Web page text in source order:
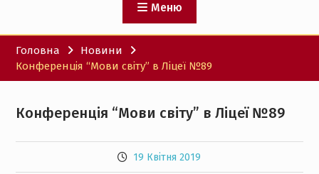
Меню
Головна
Новини
Конференція “Мови світу” в Ліцеї №89
Конференція “Мови світу” в Ліцеї №89
19 Квітня 2019